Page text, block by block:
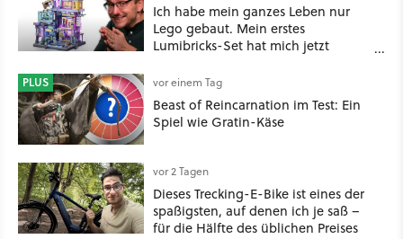
Ich habe mein ganzes Leben nur
Lego gebaut. Mein erstes
Lumibricks-Set hat mich jetzt
Stack im Test
PLUS vor einem Tag
Beast of Reincarnation im Test: Ein
Spiel wie Gratin-Käse
vor 2 Tagen
Dieses Trecking-E-Bike ist eines der
spaßigsten, auf denen ich je saß –
für die Hälfte des üblichen Preises